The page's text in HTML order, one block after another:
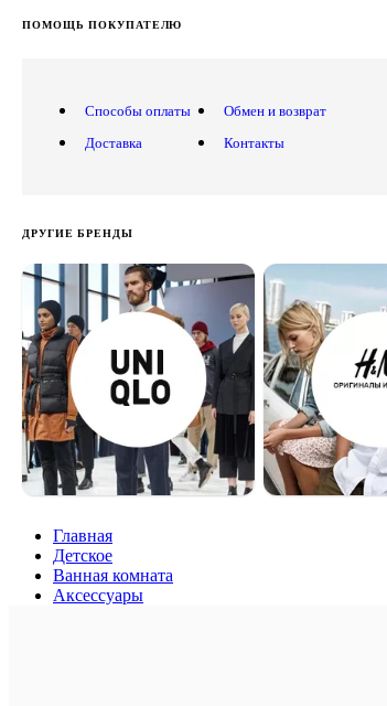
ПОМОЩЬ ПОКУПАТЕЛЮ
Способы оплаты
Доставка
Обмен и возврат
Контакты
ДРУГИЕ БРЕНДЫ
Главная
Детское
Ванная комната
Аксессуары